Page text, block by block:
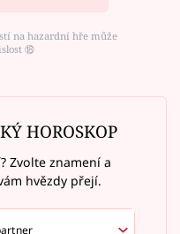
na hazardní hře může
⑱
HOROSKOP
Zvolte znamení a
hvězdy přejí.